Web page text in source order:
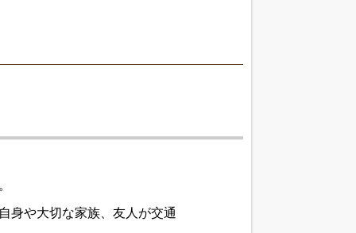
身や大切な家族、友人が交通